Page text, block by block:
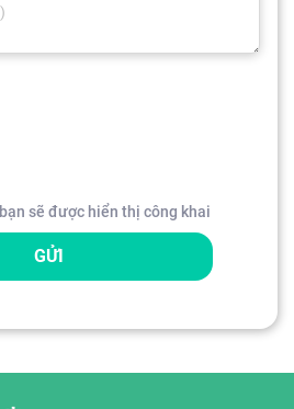
sẽ được hiển thị công khai
GỬI